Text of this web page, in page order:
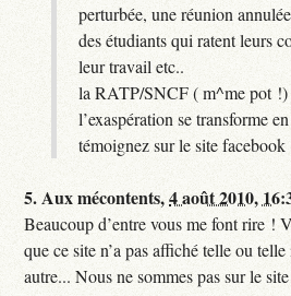
perturbée, une réunion
des étudiants qui ratent leurs
leur travail etc..
la RATP/SNCF ( m^me pot !)
l’exaspération se transforme
témoignez sur le site
5.Aux mécontents,4 août 2010,
Beaucoup d’entre vous me font rire !
que ce site n’a pas affiché telle ou
autre... Nous ne sommes pas sur le